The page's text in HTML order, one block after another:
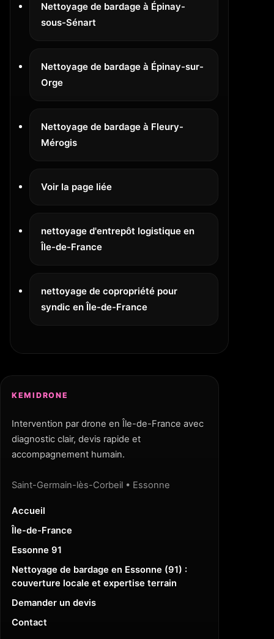
Nettoyage de bardage à Épinay-
sous-Sénart
Nettoyage de bardage à Épinay-sur-
Orge
Nettoyage de bardage à Fleury-
Mérogis
Voir la page liée
nettoyage d'entrepôt logistique en
Île-de-France
nettoyage de copropriété pour
syndic en Île-de-France
KEMIDRONE
Intervention par drone en Île-de-France avec
diagnostic clair, devis rapide et
accompagnement humain.
Saint-Germain-lès-Corbeil • Essonne
Accueil
Île-de-France
Essonne 91
Nettoyage de bardage en Essonne (91) :
couverture locale et expertise terrain
Demander un devis
Contact